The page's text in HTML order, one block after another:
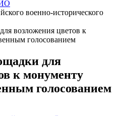
военно-исторического
для
к монументу
голосованием